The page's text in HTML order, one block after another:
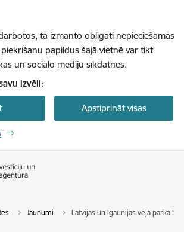
tā izmanto obligāti nepieciešamās
papildus šajā vietnē var tikt
un sociālo mediju sīkdatnes.
izvēli:
Apstiprināt visas
Jaunumi Latvijas un Igaunijas vēja parka